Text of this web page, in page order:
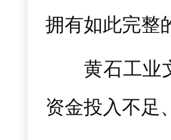
拥有如此完整
黄石工业
资金投入不足